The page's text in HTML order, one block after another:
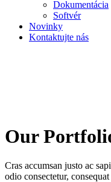
Dokumentácia
Softvér
Novinky
Kontaktujte nás
Our
Cras accumsan justo ac
odio consectetur,